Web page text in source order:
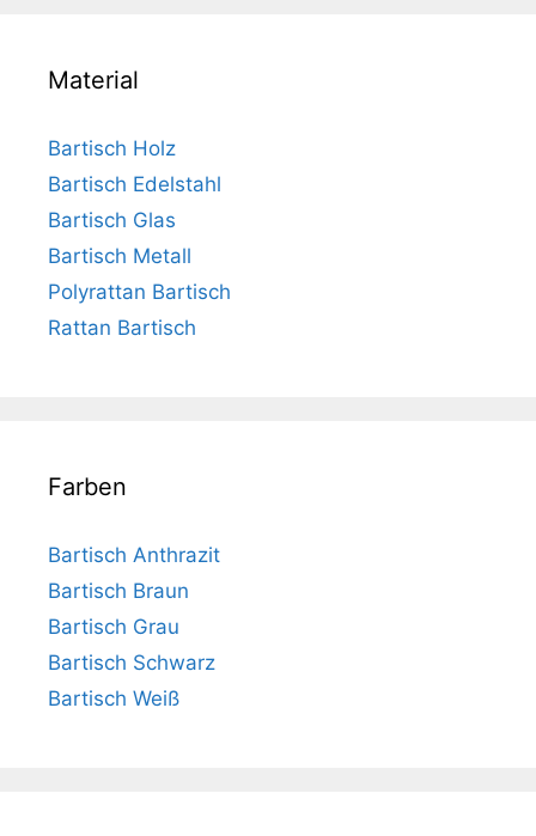
Material
Bartisch Holz
Bartisch Edelstahl
Bartisch Glas
Bartisch Metall
Polyrattan Bartisch
Rattan Bartisch
Farben
Bartisch Anthrazit
Bartisch Braun
Bartisch Grau
Bartisch Schwarz
Bartisch Weiß